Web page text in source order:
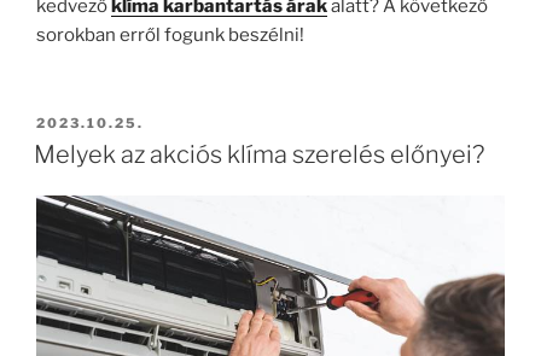
kedvezőklíma karbantartás árakalatt? A következő
sorokban erről fogunk beszélni!
BEKÜLDVE:
2023.10.25.
Melyek az akciós klíma szerelés előnyei?